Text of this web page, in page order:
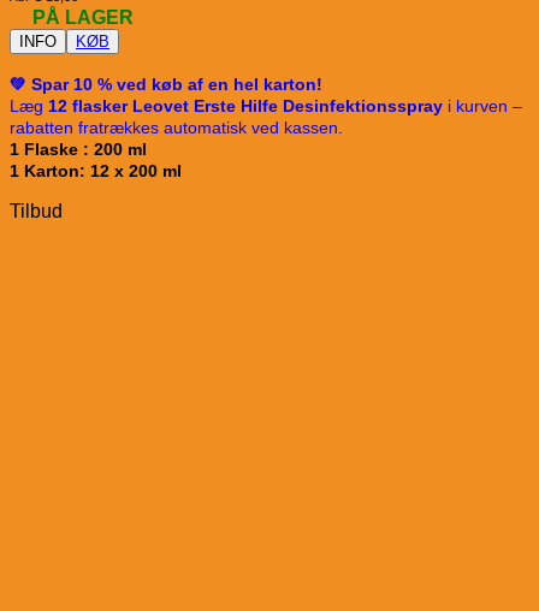
PÅ LAGER
INFO KØB
💚 Spar 10 % ved køb af en hel karton!
Læg 12 flasker Leovet Erste Hilfe Desinfektionsspray i kurven –
rabatten fratrækkes automatisk ved kassen.
1 Flaske : 200 ml
1 Karton: 12 x 200 ml
Tilbud